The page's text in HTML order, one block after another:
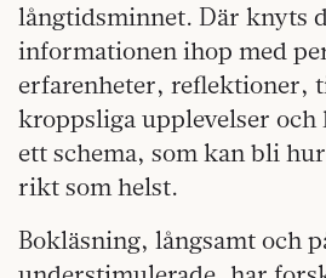
långtidsminnet. Där knyts
informationen ihop med
erfarenheter, reflektioner,
kroppsliga upplevelser
ett schema, som kan bli
rikt som helst.
Bokläsning, långsamt och